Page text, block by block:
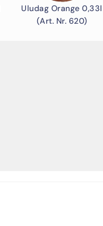
Uludag Orange 0,33l
(Art. Nr. 620)